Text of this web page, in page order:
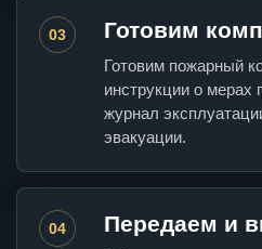
03 Готовим
Готовим пожарный
инструкции о мерах
журнал
эвакуации.
04 Передаем и